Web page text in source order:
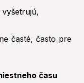
časté, často pre
času